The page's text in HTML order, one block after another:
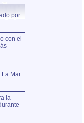
por
con el
La Mar
la